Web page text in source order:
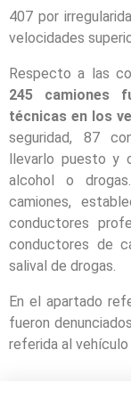
407 por
velocidades
Respecto a las
245 camiones
técnicas en los
seguridad, 87
llevarlo puesto y
alcohol o
camiones,
conductores
conductores de
salival de drogas.
En el apartado
fueron
referida al